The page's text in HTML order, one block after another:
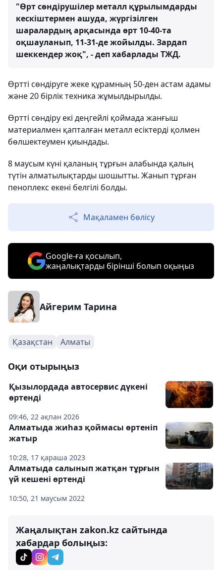
"Өрт сөндірушілер металл құрылымдарды
кескіштермен ашуда, жүргізілген
шаралардың арқасында өрт 10-40-та
оқшауланып, 11-31-де жойылды. Зардап
шеккендер жоқ", - деп хабарлады ТЖД.
Өртті сөндіруге жеке құрамның 50-ден астам адамы
және 20 бірлік техника жұмылдырылды.
Өртті сөндіру екі деңгейлі қоймада жанғыш
материалмен қапталған металл есіктерді қолмен
бөлшектеумен қиындады.
8 маусым күні қаланың тұрғын алабында қалың
түтін алматылықтарды шошытты. Жанып тұрған
пеноплекс екені белгілі болды.
Мақаламен бөлісу
Google-ға қосылып,
жаңалықтарды бірінші болып оқыңыз
Айгерим Тарина
Қазақстан Алматы
Оқи отырыңыз
09:46, 22 ақпан 2026
Қызылордада автосервис дүкені
өртенді
10:28, 17 қараша 2023
Алматыда жиһаз қоймасы өртеніп
жатыр
10:50, 21 маусым 2022
Алматыда салынып жатқан тұрғын
үй кешені өртенді
Жаңалықтан zakon.kz сайтында
хабардар болыңыз: